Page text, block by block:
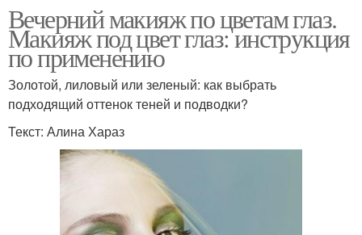
Вечерний макияж по цветам глаз.
Макияж под цвет глаз: инструкция
по применению
Золотой, лиловый или зеленый: как выбрать
подходящий оттенок теней и подводки?
Текст: Алина Хараз